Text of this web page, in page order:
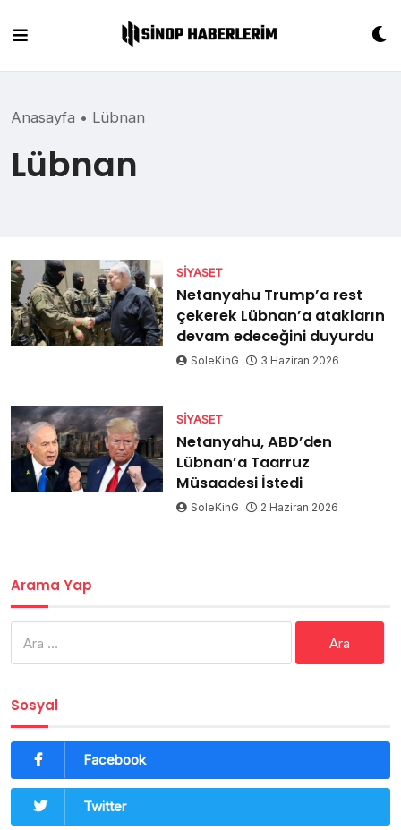
content
Anasayfa • Lübnan
Lübnan
SIYASET
Netanyahu Trump’a rest
çekerek Lübnan’a atakların
devam edeceğini duyurdu
SoleKinG 3 Haziran 2026
SIYASET
Netanyahu, ABD’den
Lübnan’a Taarruz
Müsaadesi İstedi
SoleKinG 2 Haziran 2026
Arama Yap
Sosyal
Facebook
Twitter